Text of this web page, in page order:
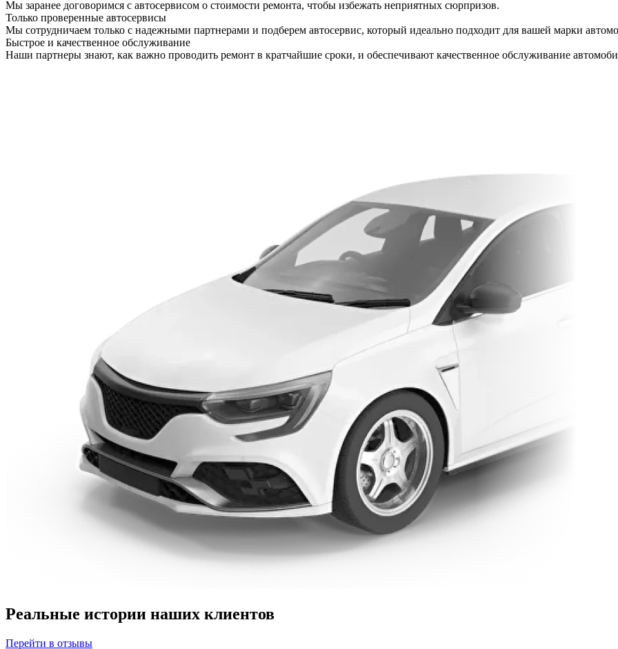
Мы заранее договоримся с автосервисом о стоимости ремонта, чтобы избежать неприятных сюрпризов.
Только проверенные автосервисы
Мы сотрудничаем только с надежными партнерами и подберем автосервис, который идеально подходит для вашей марки
Быстрое и качественное обслуживание
Наши партнеры знают, как важно проводить ремонт в кратчайшие сроки, и обеспечивают качественное обслуживание
Реальные истории наших клиентов
Перейти в отзывы